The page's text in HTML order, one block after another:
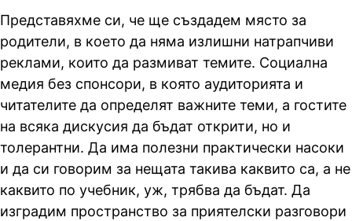
Представяхме си, че ще създадем място за
родители, в което да няма излишни натрапчиви
реклами, които да размиват темите. Социална
медия без спонсори, в която аудиторията и
читателите да определят важните теми, а гостите
на всяка дискусия да бъдат открити, но и
толерантни. Да има полезни практически насоки
и да си говорим за нещата такива каквито са, а не
каквито по учебник, уж, трябва да бъдат. Да
изградим пространство за приятелски разговори